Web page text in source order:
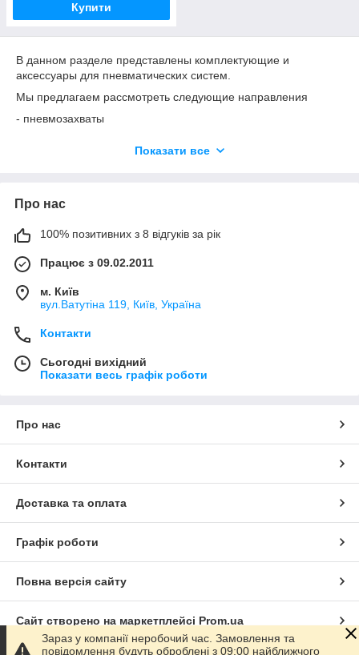
Купити
В данном разделе представлены комплектующие и
аксессуары для пневматических систем.
Мы предлагаем рассмотреть следующие направления
- пневмозахваты
- компактные элементы line-on-line
- регуляторы потока (дроселя)
Показати все
Про нас
100% позитивних з 8 відгуків за рік
Працює з 09.02.2011
м. Київ
вул.Ватутіна 119, Київ, Україна
Контакти
Сьогодні вихідний
Показати весь графік роботи
Про нас
Контакти
Доставка та оплата
Графік роботи
Повна версія сайту
Сайт створено на маркетплейсі Prom.ua
Зараз у компанії неробочий час. Замовлення та
повідомлення будуть оброблені з 09:00 найближчого